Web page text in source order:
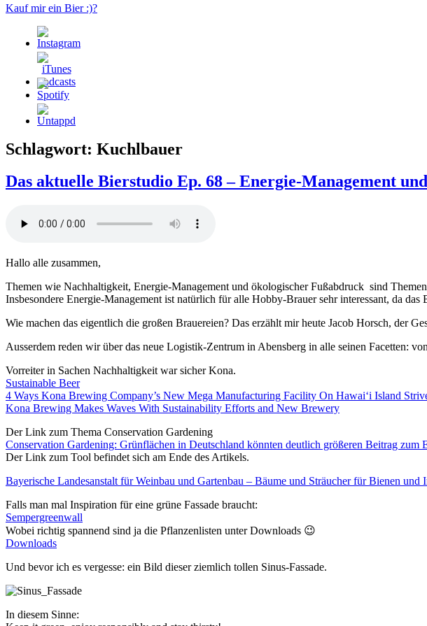
Kauf mir ein Bier :)?
Schlagwort: Kuchlbauer
Das aktuelle Bierstudio Ep. 68 – Energie-Management
Hallo alle zusammen,
Themen wie Nachhaltigkeit, Energie-Management und ökologischer Fußabdruck sind
Insbesondere Energie-Management ist natürlich für alle Hobby-Brauer sehr interessant, da das
Wie machen das eigentlich die großen Brauereien? Das erzählt mir heute Jacob Horsch, der
Ausserdem reden wir über das neue Logistik-Zentrum in Abensberg in alle seinen Facetten:
Vorreiter in Sachen Nachhaltigkeit war sicher Kona.
Sustainable Beer
4 Ways Kona Brewing Company’s New Mega Manufacturing Facility On Hawaiʻi Island
Kona Brewing Makes Waves With Sustainability Efforts and New Brewery
Der Link zum Thema Conservation Gardening
Conservation Gardening: Grünflächen in Deutschland könnten deutlich größeren Beitrag zum
Der Link zum Tool befindet sich am Ende des Artikels.
Bayerische Landesanstalt für Weinbau und Gartenbau – Bäume und Sträucher für Bienen und
Falls man mal Inspiration für eine grüne Fassade braucht:
Sempergreenwall
Wobei richtig spannend sind ja die Pflanzenlisten unter Downloads 😉
Downloads
Und bevor ich es vergesse: ein Bild dieser ziemlich tollen Sinus-Fassade.
In diesem Sinne: